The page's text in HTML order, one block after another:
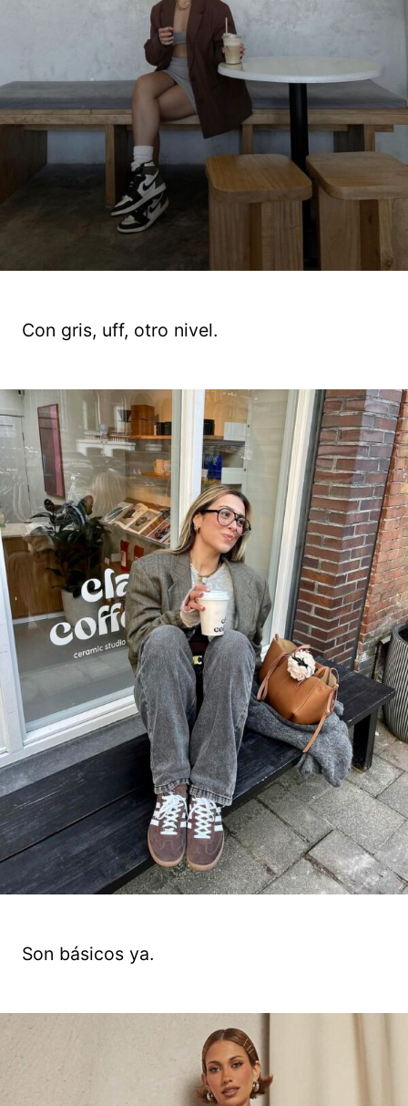
Con gris, uff, otro nivel.
Son básicos ya.